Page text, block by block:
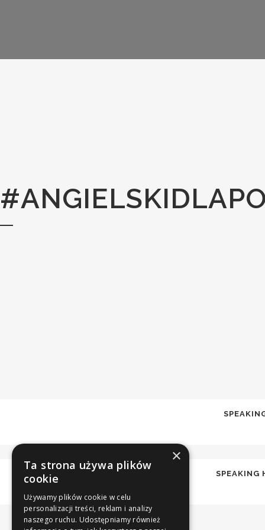
SPEAKING
×
Ta strona używa plików
cookie
Używamy plików cookie w celu
personalizacji treści, reklam i analizy
naszego ruchu. Udostępniamy również